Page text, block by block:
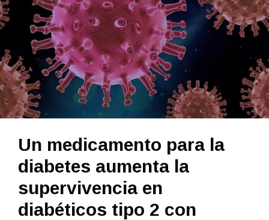
Un medicamento para la
diabetes aumenta la
supervivencia en
diabéticos tipo 2 con